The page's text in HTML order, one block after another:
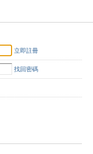
立即註冊
找回密碼